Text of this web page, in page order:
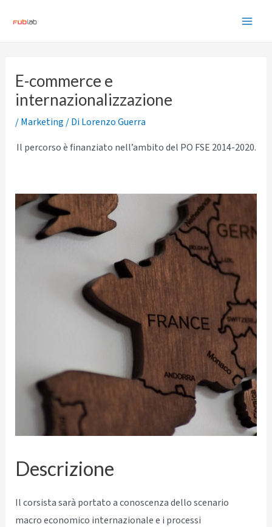
E-commerce e
internazionalizzazione
/Marketing / DiLorenzo Guerra
Il percorso è finanziato nell’ambito del PO FSE 2014-2020.
Descrizione
Il corsista sarà portato a conoscenza dello scenario
macro economico internazionale e i processi